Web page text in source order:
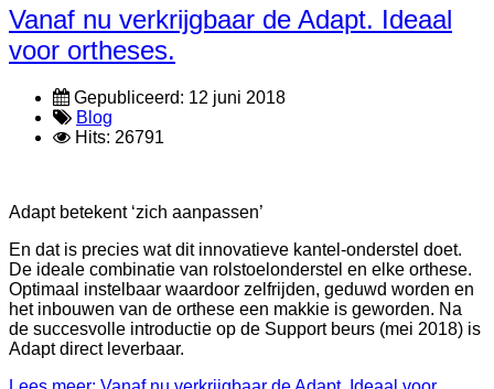
Vanaf nu verkrijgbaar de Adapt. Ideaal
voor ortheses.
Gepubliceerd: 12 juni 2018
Blog
Hits: 26791
Adapt betekent ‘zich aanpassen’
En dat is precies wat dit innovatieve kantel-onderstel doet.
De ideale combinatie van rolstoelonderstel en elke orthese.
Optimaal instelbaar waardoor zelfrijden, geduwd worden en
het inbouwen van de orthese een makkie is geworden. Na
de succesvolle introductie op de Support beurs (mei 2018) is
Adapt direct leverbaar.